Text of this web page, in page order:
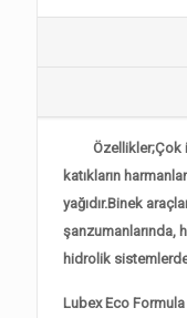
Özellikler;Çok
katıkların
yağıdır.Binek
şanzumanlarında,
hidrolik sistemlerde
Lubex Eco